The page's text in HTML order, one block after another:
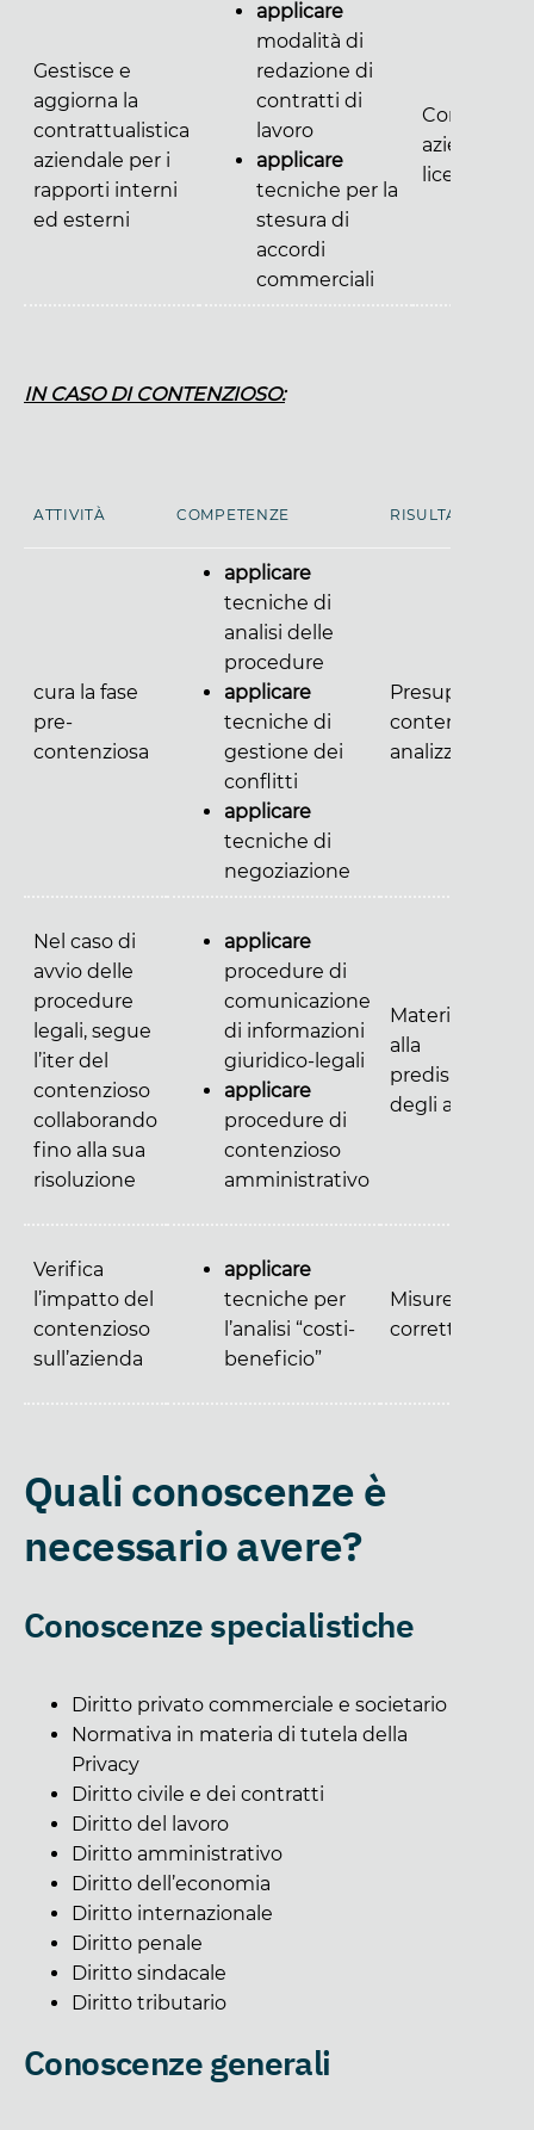
Gestisce e
aggiorna la
contrattualistica
aziendale per i
rapporti interni
ed esterni
applicare
modalità di
redazione di
contratti di
lavoro
applicare
tecniche per la
stesura di
accordi
commerciali
Contratti
aziendali,
licenze
IN CASO DI CONTENZIOSO:
ATTIVITÀ COMPETENZE RISULTATI
cura la fase
pre-
contenziosa
applicare
tecniche di
analisi delle
procedure
applicare
tecniche di
gestione dei
conflitti
applicare
tecniche di
negoziazione
Presupposti di
contenzioso
analizzati
Nel caso di
avvio delle
procedure
legali, segue
l’iter del
contenzioso
collaborando
fino alla sua
risoluzione
applicare
procedure di
comunicazione
di informazioni
giuridico-legali
applicare
procedure di
contenzioso
amministrativo
Materiali utili
alla
degli atti
Verifica
l’impatto del
contenzioso
sull’azienda
applicare
tecniche per
l’analisi “costi-
beneficio”
Misure
correttive
Quali conoscenze è
necessario avere?
Conoscenze specialistiche
Diritto privato commerciale e societario
Normativa in materia di tutela della
Privacy
Diritto civile e dei contratti
Diritto del lavoro
Diritto amministrativo
Diritto dell’economia
Diritto internazionale
Diritto penale
Diritto sindacale
Diritto tributario
Conoscenze generali